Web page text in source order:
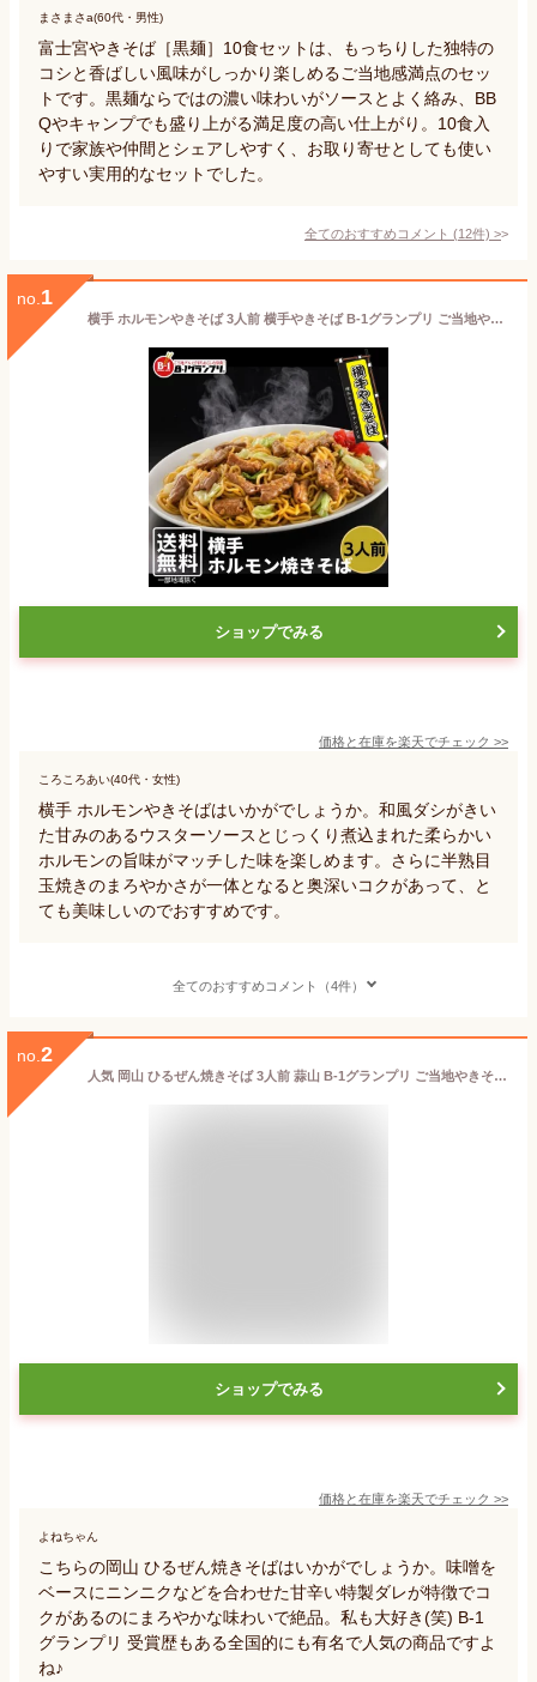
まさまさa(60代・男性)
富士宮やきそば［黒麺］10食セットは、もっちりした独特の
コシと香ばしい風味がしっかり楽しめるご当地感満点のセッ
トです。黒麺ならではの濃い味わいがソースとよく絡み、BB
Qやキャンプでも盛り上がる満足度の高い仕上がり。10食入
りで家族や仲間とシェアしやすく、お取り寄せとしても使い
やすい実用的なセットでした。
全てのおすすめコメント (12件) >
no. 1
横手 ホルモンやきそば 3人前 横手やきそば B-1グランプリ ご当地やきそば 常温 YSH
ショップでみる
価格と在庫を楽天でチェック >>
ころころあい(40代・女性)
横手 ホルモンやきそばはいかがでしょうか。和風ダシがきい
た甘みのあるウスターソースとじっくり煮込まれた柔らかい
ホルモンの旨味がマッチした味を楽しめます。さらに半熟目
玉焼きのまろやかさが一体となると奥深いコクがあって、と
ても美味しいのでおすすめです。
全てのおすすめコメント（4件）
no. 2
人気 岡山 ひるぜん焼きそば 3人前 蒜山 B-1グランプリ ご当地やきそば 常温 お取り寄せ HY3
ショップでみる
価格と在庫を楽天でチェック >>
よねちゃん
こちらの岡山 ひるぜん焼きそばはいかがでしょうか。味噌を
ベースにニンニクなどを合わせた甘辛い特製ダレが特徴でコ
クがあるのにまろやかな味わいで絶品。私も大好き(笑) B-1
グランプリ 受賞歴もある全国的にも有名で人気の商品ですよ
ね♪